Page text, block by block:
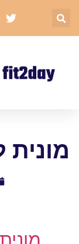
מונית